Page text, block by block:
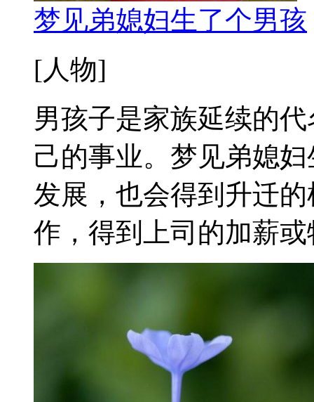
梦见弟媳妇生了个男孩
[人物]
男孩子是家族延续的
己的事业。梦见弟媳
发展，也会得到升迁
作，得到上司的加薪